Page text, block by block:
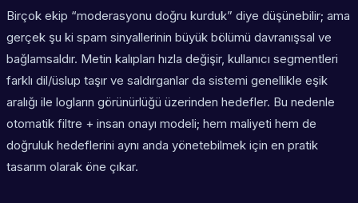
Birçok ekip “moderasyonu doğru kurduk” diye düşünebilir; ama
gerçek şu ki spam sinyallerinin büyük bölümü davranışsal ve
bağlamsaldır. Metin kalıpları hızla değişir, kullanıcı segmentleri
farklı dil/üslup taşır ve saldırganlar da sistemi genellikle eşik
aralığı ile logların görünürlüğü üzerinden hedefler. Bu nedenle
otomatik filtre + insan onayı modeli; hem maliyeti hem de
doğruluk hedeflerini aynı anda yönetebilmek için en pratik
tasarım olarak öne çıkar.